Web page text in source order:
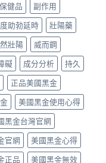
保健品
副作用
助勃延時
壯陽藥
壯陽
威而鋼
礙 成分分析
持久
正品美國黑金
美國黑金使用心得
黑金台灣官網
官網
美國黑金心得
正品 美國黑金無效